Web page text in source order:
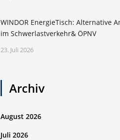
WINDOR EnergieTisch: Alternative
im Schwerlastverkehr& ÖPNV
23. Juli 2026
Archiv
August 2026
Juli 2026